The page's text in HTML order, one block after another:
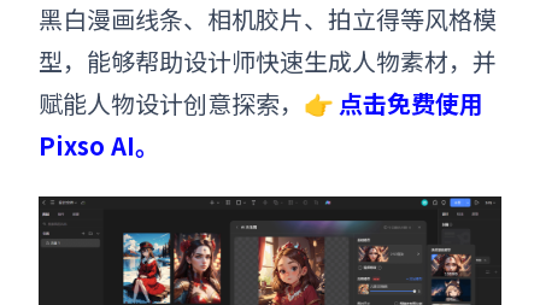
黑白漫画线条、相机胶片、拍立得等风格模
型，能够帮助设计师快速生成人物素材，并
赋能人物设计创意探索，👉 点击免费使用
Pixso AI。